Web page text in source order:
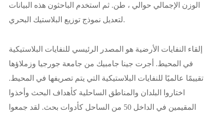
الوزن الإجمالي حوالي ، طن. ثم استخدم الباحثون هذه البيانات
لتعديل نموذج توزيع البلاستيك البحري.
إلقاء النفايات الأرضية هو المصدر الرئيسي للنفايات البلاستيكية
في المحيط. أجرت جينا جامبيك من جامعة جورجيا وزملاؤها
تقييمًا عالميًا للنفايات البلاستيكية التي يتم تصريفها في المحيط.
اختاروا البلدان والمناطق الساحلية كأهداف البحث وأخذوا
المقيمين في الداخل 50 من الساحل كأدوات بحث. لقد جمعوا